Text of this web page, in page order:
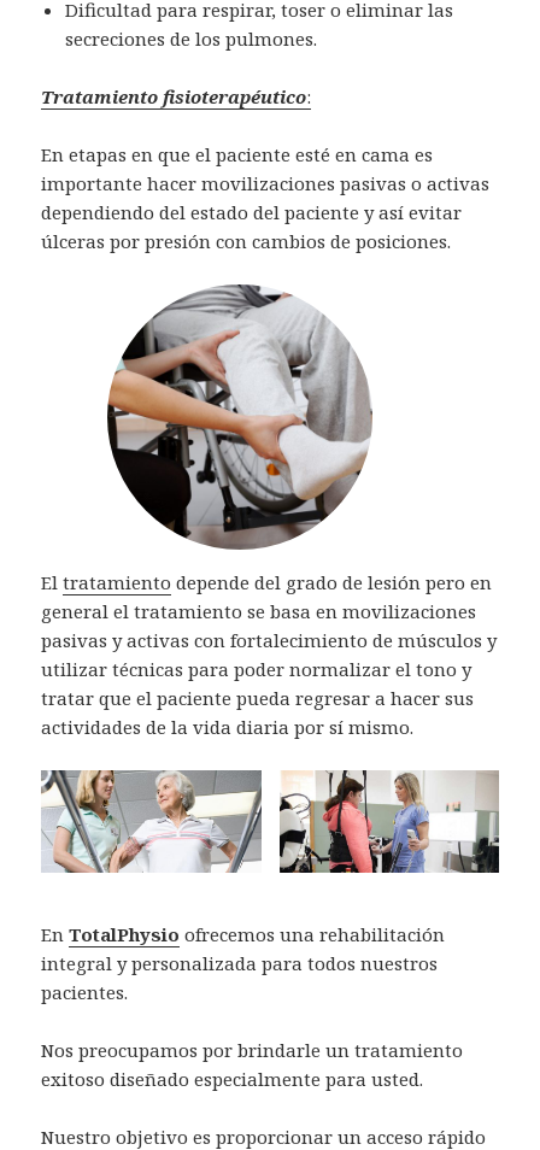
Dificultad para respirar, toser o eliminar las
secreciones de los pulmones.
Tratamiento fisioterapéutico:
En etapas en que el paciente esté en cama es
importante hacer movilizaciones pasivas o activas
dependiendo del estado del paciente y así evitar
úlceras por presión con cambios de posiciones.
Eltratamiento depende del grado de lesión pero en
general el tratamiento se basa en movilizaciones
pasivas y activas con fortalecimiento de músculos y
utilizar técnicas para poder normalizar el tono y
tratar que el paciente pueda regresar a hacer sus
actividades de la vida diaria por sí mismo.
EnTotalPhysio ofrecemos una rehabilitación
integral y personalizada para todos nuestros
pacientes.
Nos preocupamos por brindarle un tratamiento
exitoso diseñado especialmente para usted.
Nuestro objetivo es proporcionar un acceso rápido